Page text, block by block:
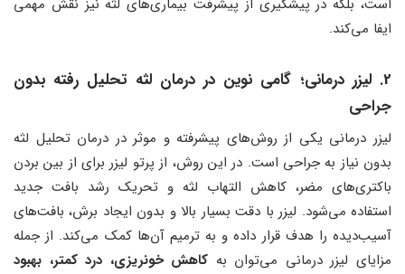
ایفا می‌کند.
2. لیزر درمانی؛ گامی نوين در درمان لثه تحلیل رفته بدون
جراحی
لیزر درمانی یکی از روش‌های پیشرفته و موثر در درمان تحلیل لثه
بدون نیاز به جراحی است. در این روش، از پرتو لیزر برای از بین بردن
باکتری‌های مضر، کاهش التهاب لثه و تحریک رشد بافت جدید
استفاده می‌شود. لیزر با دقت بسیار بالا و بدون ایجاد برش، بافت‌های
آسیب‌دیده را هدف قرار داده و به ترمیم آن‌ها کمک می‌کند. از جمله
مزایای لیزر درمانی می‌توان به کاهش خونریزی، درد کمتر، بهبود